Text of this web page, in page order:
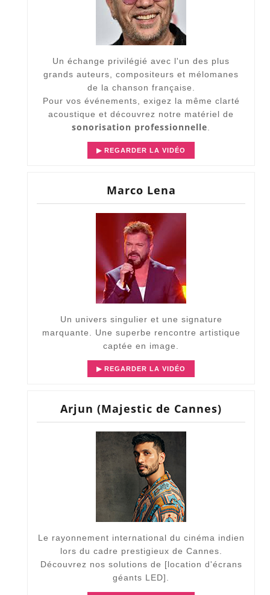
Un échange privilégié avec l'un des plus
grands auteurs, compositeurs et mélomanes
de la chanson française.
Pour vos événements, exigez la même clarté
acoustique et découvrez notre matériel de
sonorisation professionnelle
▶ REGARDER LA VIDÉO
Marco Lena
Un univers singulier et une signature
marquante. Une superbe rencontre artistique
captée en image.
▶ REGARDER LA VIDÉO
Arjun (Majestic de Cannes)
Le rayonnement international du cinéma indien
lors du cadre prestigieux de Cannes.
Découvrez nos solutions de [location d'écrans
géants LED].